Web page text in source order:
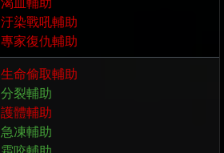
汙染戰吼輔助
專家復仇輔助
生命偷取輔助
分裂輔助
護體輔助
急凍輔助